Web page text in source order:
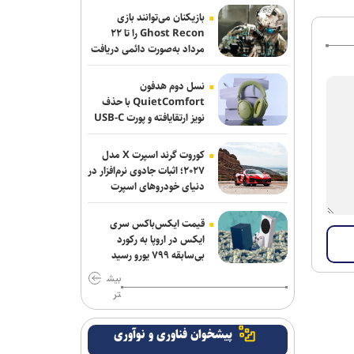
تور جهانی تنیس صربستان| یزدانی با عبور
از روسیه به مراکش رسید
سرمربی اوکراینی تیم ملی آب‌های آرام: به
شاگردانم ایمان دارم/ توانایی کسب مدال را
در ناگویا داریم
اولین اردوی مشترکی ملی‌پوشان نیراندازی
با همتایان چینی
بانک شهر از شرکت در لیگ برتر کشتی
انصراف می‌دهد؟
اعلام زمان بازگشت گرا به تمرینات گروهی
گروسی: استقلال باید به جوانانش میدان
بدهد/دل رضاییان با تیم نبود و بهتر که
جدا شد
بازیکنان می‌توانند بازی
Ghost Recon را تا ۲۲
مرداد به‌صورت دائمی دریافت
کنند
نسل دوم هدفون
QuietComfort با حذف
نویز ارتقایافته و پورت USB-C
عرضه شد
کوروت گرند اسپرت X مدل
۲۰۲۷؛ اثبات جادوی نرم‌افزار در
دنیای خودروهای اسپرت
قیمت ایکس‌باکس سری
ایکس در اروپا به رکورد
بی‌سابقه ۷۹۹ یورو رسید
بیش
تر
پیشخوان فناوری و نوآوری